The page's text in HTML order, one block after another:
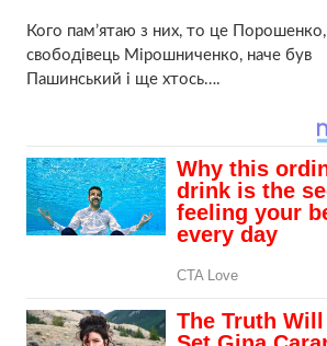
Кого пам’ятаю з них, то це Порошенко,
свободівець Мірошниченко, наче був
Пашинський і ще хтось….